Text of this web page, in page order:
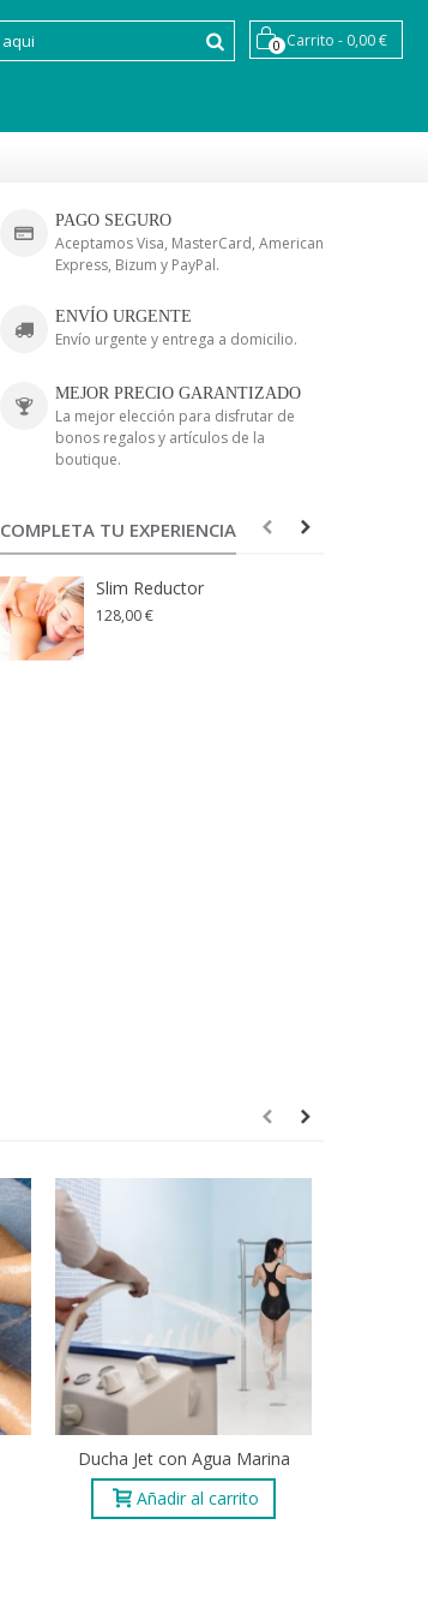
0 Carrito - 0,00 €
PAGO SEGURO
Aceptamos Visa, MasterCard, American
Express, Bizum y PayPal.
ENVÍO URGENTE
Envío urgente y entrega a domicilio.
MEJOR PRECIO GARANTIZADO
La mejor elección para disfrutar de
bonos regalos y artículos de la
boutique.
COMPLETA TU EXPERIENCIA
Slim Reductor
128,00 €
Ducha Jet con Agua Marina
Añadir al carrito